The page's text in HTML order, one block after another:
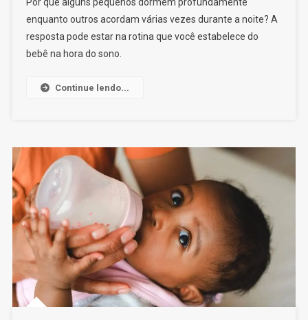
Do
Bebê:
5
E
Segura
enquanto outros acordam várias vezes durante a noite? A
resposta pode estar na rotina que você estabelece do
bebê na hora do sono.
Continue lendo...